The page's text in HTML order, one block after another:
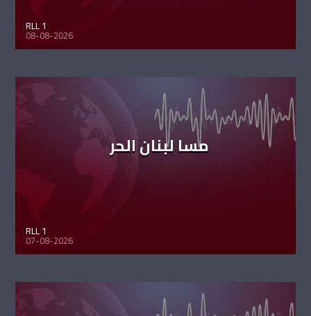
RLL 1
08-08-2026
مسا لبنان الحر
RLL 1
07-08-2026